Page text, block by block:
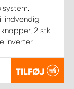
indvendig
2 stk.
inverter.
TILFØJ